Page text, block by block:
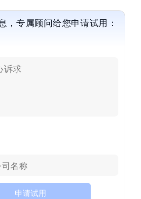
，专属顾问给您申请试用：
申请试用